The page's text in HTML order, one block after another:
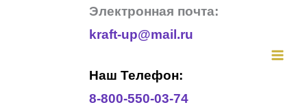
Электронная почта:
kraft-up@mail.ru
Наш Телефон:
8-800-550-03-74